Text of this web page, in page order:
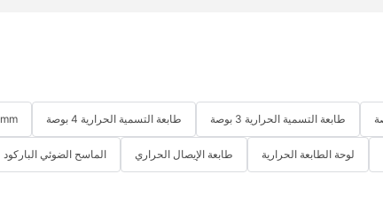
طابعة استلام حرارية لسطح المكتب 58mm طابعة التسمية الحرارية 4 بوصة طابعة التسمية الحرارية 3 بوصة
الماسح الضوئي الباركود طابعة الإيصال الحراري لوحة الطابعة الحرارية